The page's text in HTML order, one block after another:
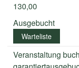
130,00
Ausgebucht
Warteliste
Veranstaltung